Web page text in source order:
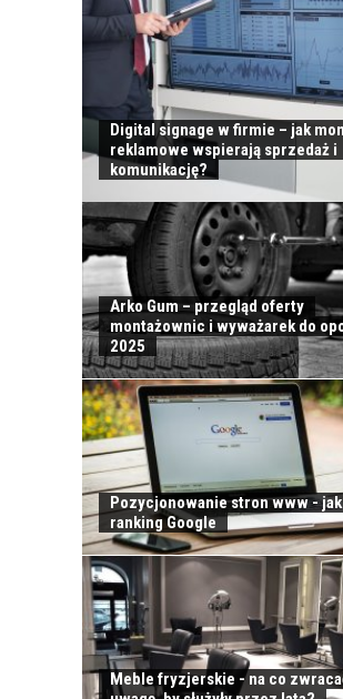
Digital signage w firmie – jak
reklamowe wspierają sprzedaż i
komunikację?
Arko Gum – przegląd oferty
montażownic i wyważarek do
2025
Pozycjonowanie stron www - jak
ranking Google
Meble fryzjerskie - na co
KONTAKT